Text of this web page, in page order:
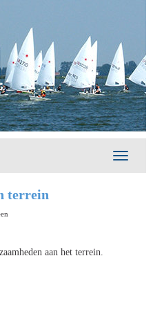
Toggle
terrein
aan het terrein.